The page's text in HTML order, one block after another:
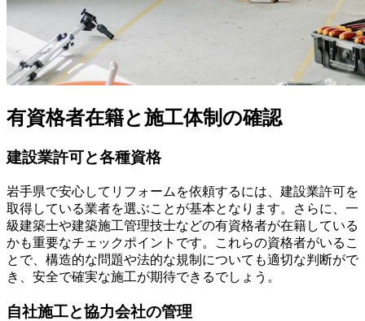
有資格者在籍と施工体制の確認
建設業許可と各種資格
岩手県で安心してリフォームを依頼するには、建設業許可を
取得している業者を選ぶことが基本となります。さらに、一
級建築士や建築施工管理技士などの有資格者が在籍している
かも重要なチェックポイントです。これらの資格者がいるこ
とで、構造的な問題や法的な規制についても適切な判断がで
き、安全で確実な施工が期待できるでしょう。
自社施工と協力会社の管理